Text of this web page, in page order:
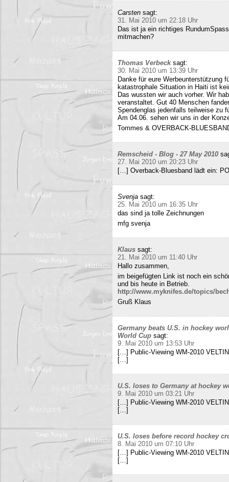
Carsten sagt:
31. Mai 2010 um 22:18 Uhr
Das ist ja ein richtiges
mitmachen?
Thomas Verbeck sagt:
30. Mai 2010 um 13:39 Uhr
Danke für eure Werbeunterstützung
katastrophale Situation in Haiti ist
Das wussten wir auch vorher. Wir
veranstaltet. Gut 40 Menschen
Spendenglas jedenfalls teilweise zu
Am 04.06. sehen wir uns in der
Tommes & OVERBACK-
Remscheid - Blog - 27 May 2010
27. Mai 2010 um 20:23 Uhr
[…] Overback-Bluesband lädt ein:
Svenja sagt:
25. Mai 2010 um 16:35 Uhr
das sind ja tolle Zeichnungen
mfg svenja
Klaus sagt:
21. Mai 2010 um 11:40 Uhr
Hallo zusammen,
im beigefügten Link ist noch ein
und bis heute in Betrieb.
http://www.myknifes.de/topics/
Gruß Klaus
Germany beats U.S. in hockey
World Cup sagt:
9. Mai 2010 um 13:53 Uhr
[…] Public-Viewing WM-2010
[…]
U.S. loses to Germany at hockey
9. Mai 2010 um 03:21 Uhr
[…] Public-Viewing WM-2010
[…]
U.S. loses before record hockey
8. Mai 2010 um 07:10 Uhr
[…] Public-Viewing WM-2010
[…]